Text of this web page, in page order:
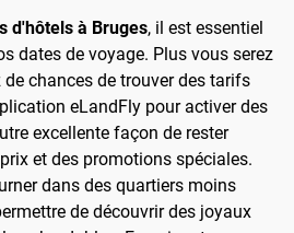
d'hôtels à Bruges, il est essentiel
dates de voyage. Plus vous serez
chances de trouver des tarifs
eLandFly pour activer des
excellente façon de rester
et des promotions spéciales.
dans des quartiers moins
de découvrir des joyaux